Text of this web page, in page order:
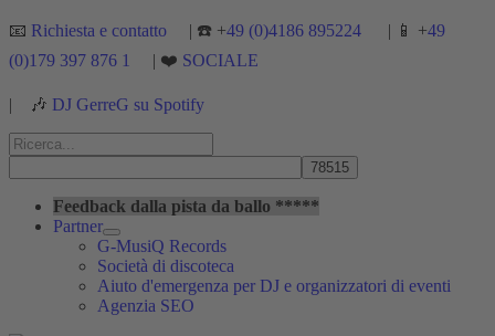
Vai
contenuto
📧 Richiesta e contatto | ☎️ +49 (0)4186 895224 | 📱 +49
(0)179 397 876 1
| ❤️ SOCIALE
| 🎶 DJ GerreG su Spotify
Cerca:
Feedback dalla pista da ballo *****
Partner
G-MusiQ Records
Società di discoteca
Aiuto d'emergenza per DJ e organizzatori di eventi
Agenzia SEO